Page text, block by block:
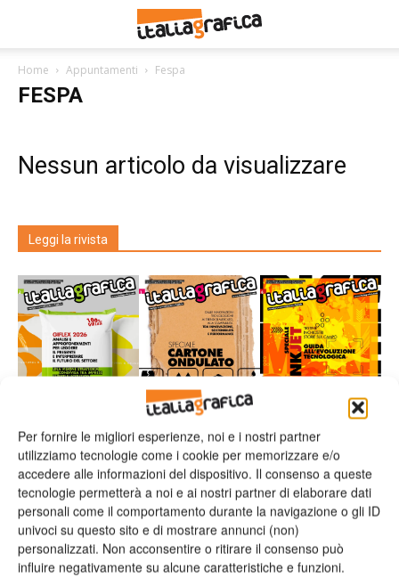
Per fornire le migliori esperienze, noi e i nostri partner
utilizziamo tecnologie come i cookie per memorizzare e/o
accedere alle informazioni del dispositivo. Il consenso a queste
tecnologie permetterà a noi e ai nostri partner di elaborare dati
personali come il comportamento durante la navigazione o gli ID
univoci su questo sito e di mostrare annunci (non)
personalizzati. Non acconsentire o ritirare il consenso può
influire negativamente su alcune caratteristiche e funzioni.
Home Appuntamenti Fespa
FESPA
Nessun articolo da visualizzare
Leggi la rivista
n.2 - Giugno 2026 n.1 - Maggio 2026 n.6 - Dicembre 2025
Edicola Web
Iscriviti alla newsletter